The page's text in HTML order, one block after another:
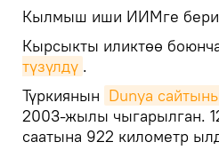
Кылмыш иши ИИМге
Кырсыкты иликтөө
түзүлдү .
Түркиянын Dunya
2003-жылы чыгарылган.
саатына 922 километр